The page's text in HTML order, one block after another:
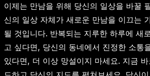
이제는 만남을 위해 당신의 일상을 바꿀
신의 일상 자체가 새로운 만남을 이끄는
될 것입니다. 반복되는 지루한 하루에 새
고 싶다면, 당신의 동네에서 진정한 소통
있다면, 더 이상 망설이지 마세요. 지금 바